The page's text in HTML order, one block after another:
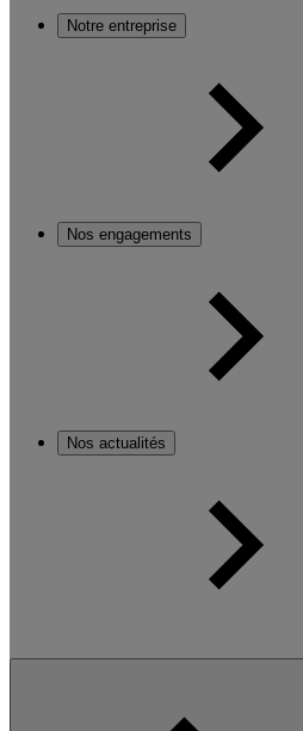
Notre entreprise
Nos engagements
Nos actualités